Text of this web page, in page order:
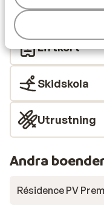
Liftkort/
Liftkort
Skidskola
Utrustning
Andra
Résidence PV